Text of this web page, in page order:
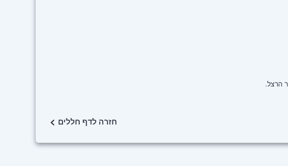
חזרה לדף חללים